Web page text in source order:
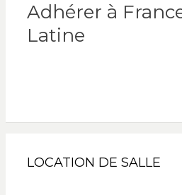
Adhérer à
Latine
LOCATION DE SALLE